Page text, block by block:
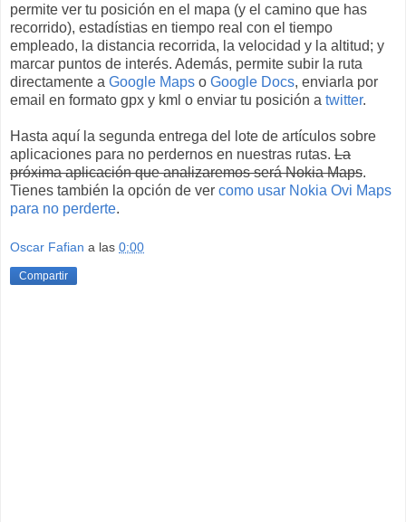
permite ver tu posición en el mapa (y el camino que has
recorrido), estadístias en tiempo real con el tiempo
empleado, la distancia recorrida, la velocidad y la altitud; y
marcar puntos de interés. Además, permite subir la ruta
directamente a Google Maps o Google Docs, enviarla por
email en formato gpx y kml o enviar tu posición a twitter.
Hasta aquí la segunda entrega del lote de artículos sobre
aplicaciones para no perdernos en nuestras rutas. La
próxima aplicación que analizaremos será Nokia Maps.
Tienes también la opción de ver como usar Nokia Ovi Maps
para no perderte.
Oscar Fafian a las 0:00
Compartir